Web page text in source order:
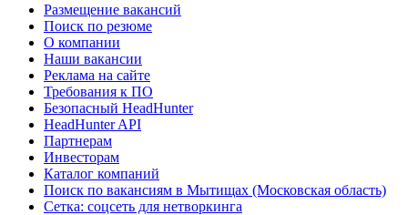
Размещение вакансий
Поиск по резюме
О компании
Наши вакансии
Реклама на сайте
Требования к ПО
Безопасный HeadHunter
HeadHunter API
Партнерам
Инвесторам
Каталог компаний
Поиск по вакансиям в Мытищах (Московская область)
Сетка: соцсеть для нетворкинга